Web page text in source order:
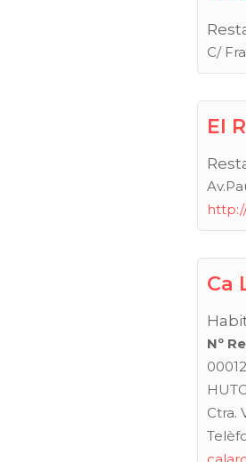
C/
El
Ca
Nº
Ctra.